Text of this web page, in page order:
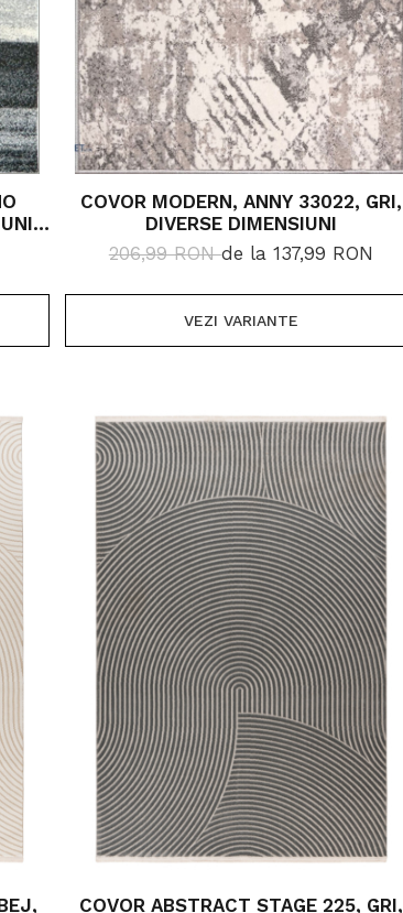
COVOR MODERN, ANNY 33022, GRI,
DIVERSE DIMENSIUNI
206,99 RONde la 137,99 RON
VEZI VARIANTE
COVOR ABSTRACT STAGE 225, GRI,